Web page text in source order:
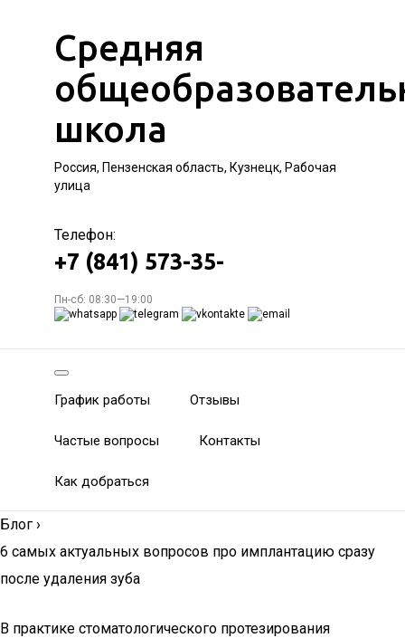
Средняя
школа
Россия, Пензенская область, Кузнецк, Рабочая
улица
Телефон:
+7 (841) 573-35-
Пн-сб: 08:30—19:00
График работы Отзывы
Частые вопросы Контакты
Как добраться
Блог ›
6 самых актуальных вопросов про имплантацию сразу
после удаления зуба
В практике стоматологического протезирования